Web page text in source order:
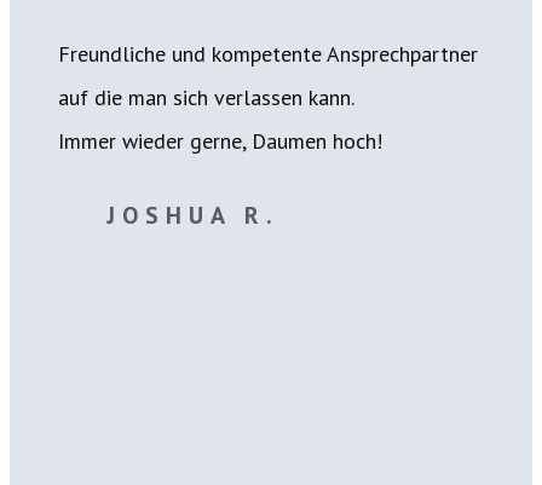
Freundliche und kompetente Ansprechpartner
auf die man sich verlassen kann.
Immer wieder gerne, Daumen hoch!
JOSHUA R.